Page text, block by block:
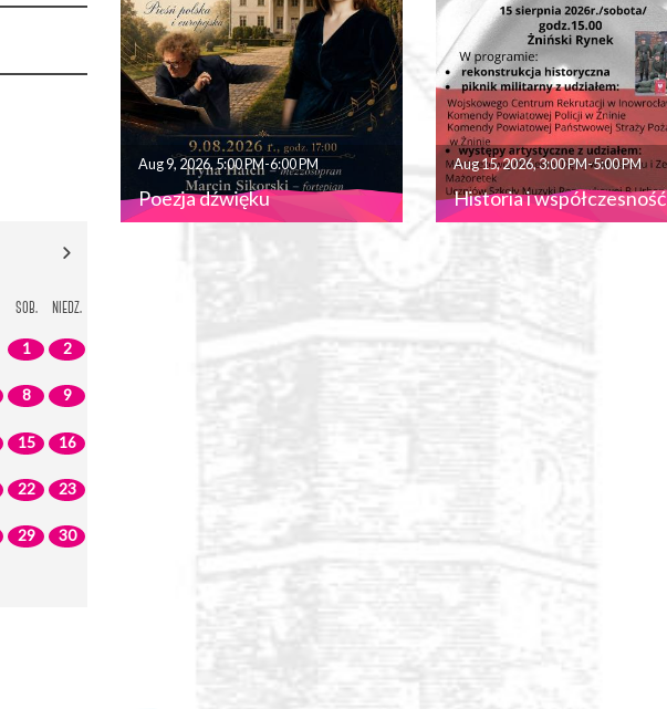
Aug 9, 2026, 5:00 PM-6:00 PM
Poezja dźwięku
Aug 15, 2026, 3:00 PM-5:00 PM
Historia i
sob. niedz.
1 2
8 9
15 16
22 23
29 30